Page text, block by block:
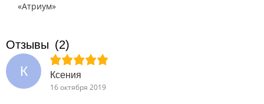
«Атриум»
Отзывы (2)
К
Ксения
16 октября 2019